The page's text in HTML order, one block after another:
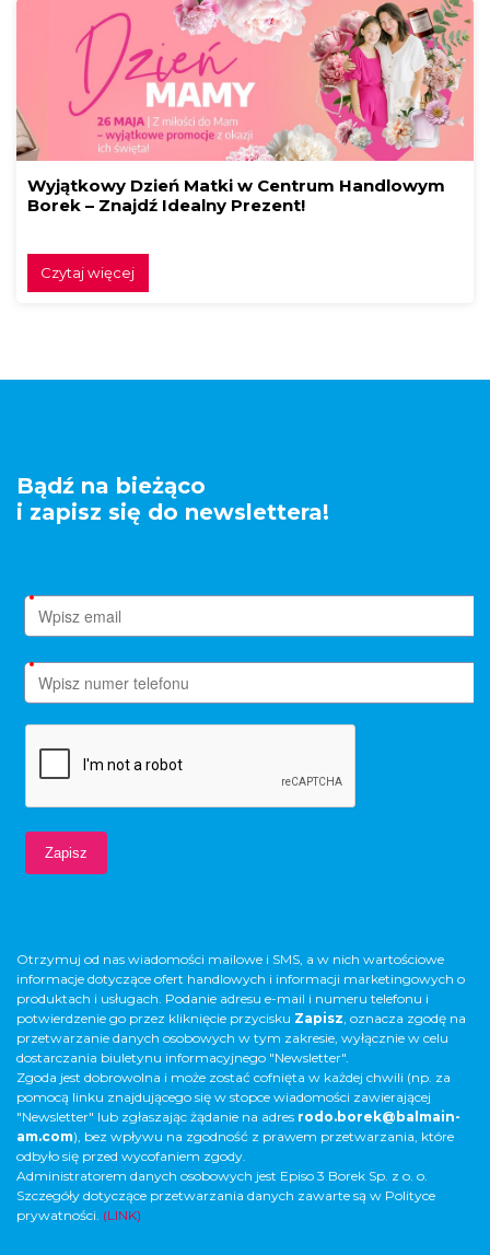
Wyjątkowy Dzień Matki w Centrum Handlowym
Borek – Znajdź Idealny Prezent!
Czytaj więcej
Bądź na bieżąco
i zapisz się do newslettera!
Otrzymuj od nas wiadomości mailowe i SMS, a w nich wartościowe
informacje dotyczące ofert handlowych i informacji marketingowych o
produktach i usługach. Podanie adresu e-mail i numeru telefonu i
potwierdzenie go przez kliknięcie przycisku Zapisz, oznacza zgodę na
przetwarzanie danych osobowych w tym zakresie, wyłącznie w celu
dostarczania biuletynu informacyjnego "Newsletter".
Zgoda jest dobrowolna i może zostać cofnięta w każdej chwili (np. za
pomocą linku znajdującego się w stopce wiadomości zawierającej
"Newsletter" lub zgłaszając żądanie na adres rodo.borek@balmain-
am.com), bez wpływu na zgodność z prawem przetwarzania, które
odbyło się przed wycofaniem zgody.
Administratorem danych osobowych jest Episo 3 Borek Sp. z o. o.
Szczegóły dotyczące przetwarzania danych zawarte są w Polityce
prywatności. (LINK)